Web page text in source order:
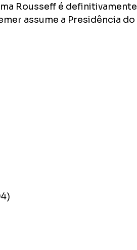
Rousseff é definitivamente
assume a Presidência do